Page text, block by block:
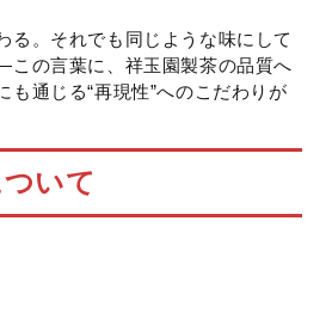
る。それでも同じような味にして
の言葉に、祥玉園製茶の品質へ
も通じる“再現性”へのこだわりが
いて